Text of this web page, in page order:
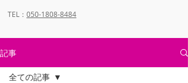
​​TEL： 050-1808-8484
記事
全ての記事